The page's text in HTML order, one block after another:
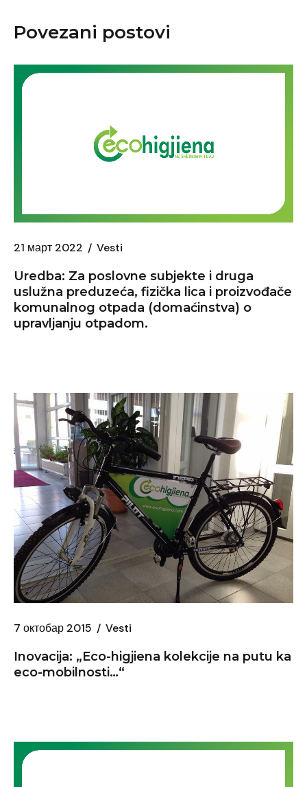
Povezani postovi
21 март 2022 Vesti
Uredba: Za poslovne subjekte i druga
uslužna preduzeća, fizička lica i proizvođače
komunalnog otpada (domaćinstva) o
upravljanju otpadom.
7 октобар 2015 Vesti
Inovacija: „Eco-higjiena kolekcije na putu ka
eco-mobilnosti…“